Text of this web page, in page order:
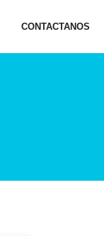
CONTACTANOS